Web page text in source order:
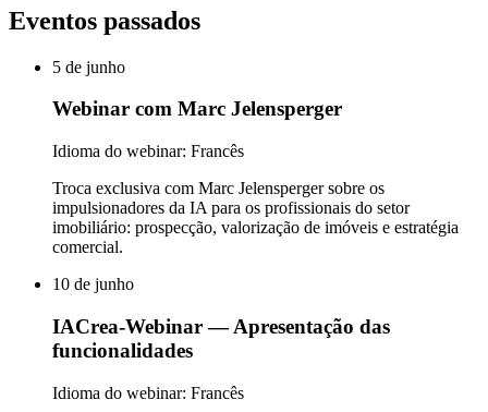
Eventos passados
5 de junho
Webinar com Marc Jelensperger
Idioma do webinar: Francês
Troca exclusiva com Marc Jelensperger sobre os
impulsionadores da IA para os profissionais do setor
imobiliário: prospecção, valorização de imóveis e estratégia
comercial.
10 de junho
IACrea-Webinar — Apresentação das
funcionalidades
Idioma do webinar: Francês